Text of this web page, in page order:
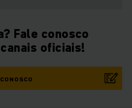
Fale conosco
oficiais!